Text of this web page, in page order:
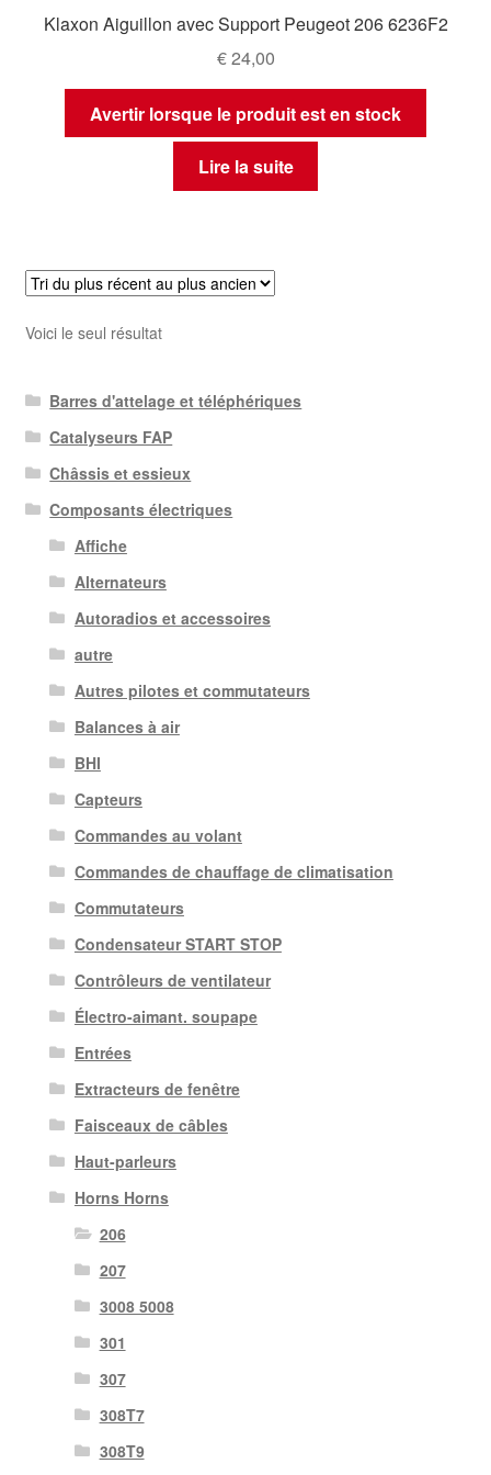
Klaxon Aiguillon avec Support Peugeot 206 6236F2
€24,00
Avertir lorsque le produit est en stock
Lire la suite
Voici le seul résultat
Barres d'attelage et téléphériques
Catalyseurs FAP
Châssis et essieux
Composants électriques
Affiche
Alternateurs
Autoradios et accessoires
autre
Autres pilotes et commutateurs
Balances à air
BHI
Capteurs
Commandes au volant
Commandes de chauffage de climatisation
Commutateurs
Condensateur START STOP
Contrôleurs de ventilateur
Électro-aimant. soupape
Entrées
Extracteurs de fenêtre
Faisceaux de câbles
Haut-parleurs
Horns Horns
206
207
3008 5008
301
307
308T7
308T9